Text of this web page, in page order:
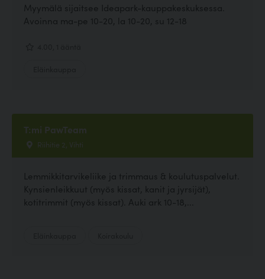
Myymälä sijaitsee Ideapark-kauppakeskuksessa.
Avoinna ma-pe 10-20, la 10-20, su 12-18
T:mi PawTeam
Riihitie 2, Vihti
Lemmikkitarvikeliike ja trimmaus & koulutuspalvelut.
Kynsienleikkuut (myös kissat, kanit ja jyrsijät),
kotitrimmit (myös kissat). Auki ark 10-18,...